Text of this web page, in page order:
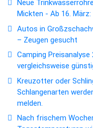
Neue
Mickten - Ab 16.
Autos in
– Zeugen gesucht
Camping Preisanalyse
vergleichsweise
Kreuzotter oder
Schlangenarten
melden.
Nach frischem